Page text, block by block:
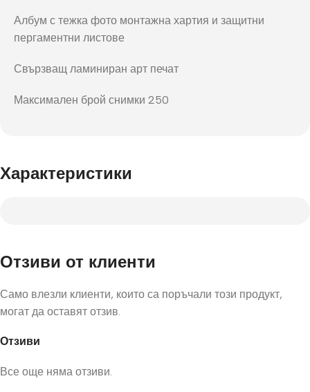
Албум с тежка фото монтажна хартия и защитни
пергаментни листове
Свързващ ламиниран арт печат
Максимален брой снимки 250
Характеристики
Отзиви от клиенти
Отзиви
Все още няма отзиви.
Само влезли клиенти, които са поръчали този продукт,
могат да оставят отзив.